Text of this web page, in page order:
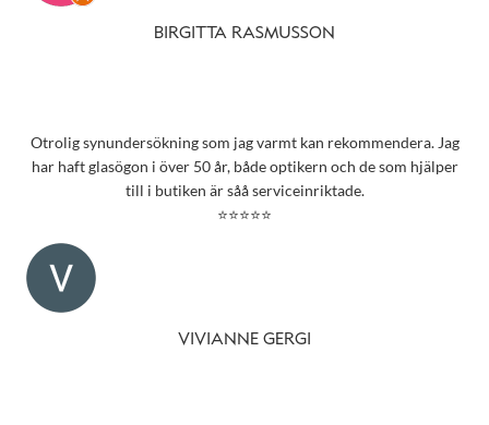
BIRGITTA RASMUSSON
Otrolig synundersökning som jag varmt kan rekommendera. Jag
har haft glasögon i över 50 år, både optikern och de som hjälper
till i butiken är såå serviceinriktade.
⭐⭐⭐⭐⭐
VIVIANNE GERGI